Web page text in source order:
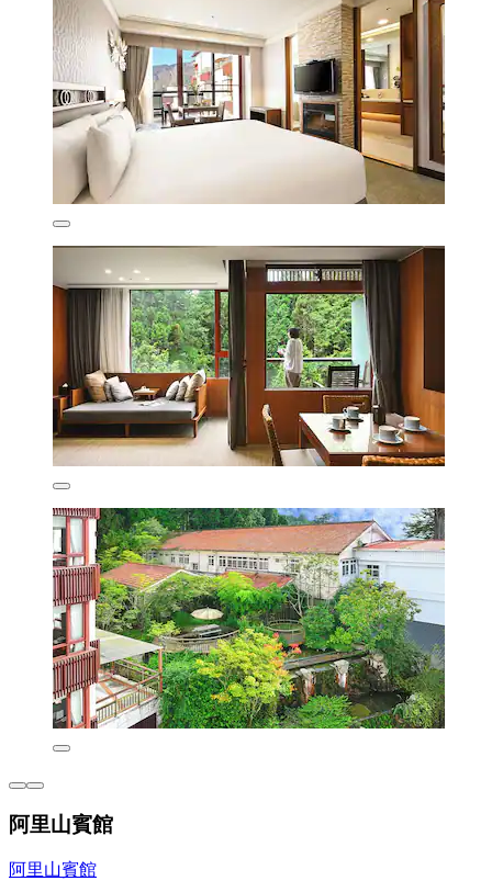
阿里山賓館
阿里山賓館